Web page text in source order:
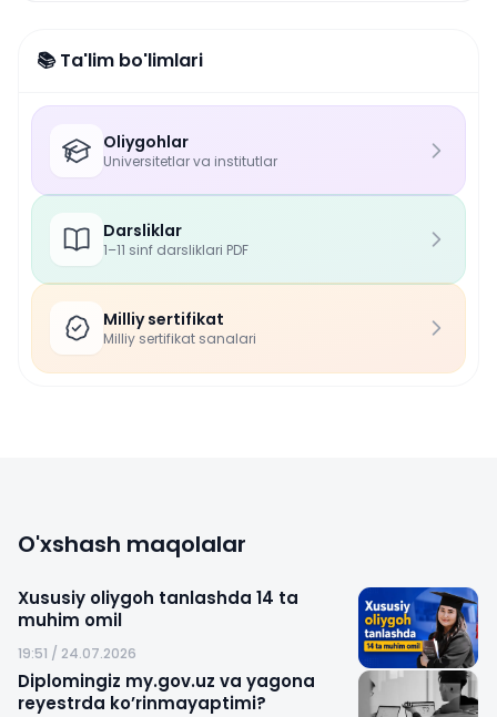
📚 Ta'lim bo'limlari
Oliygohlar
Universitetlar va institutlar
Darsliklar
1–11 sinf darsliklari PDF
Milliy sertifikat
Milliy sertifikat sanalari
O'xshash maqolalar
Xususiy oliygoh tanlashda 14 ta
muhim omil
19:51 / 24.07.2026
Diplomingiz my.gov.uz va yagona
reyestrda ko’rinmayaptimi?